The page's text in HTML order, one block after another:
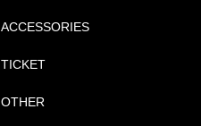
ACCESSORIES
TICKET
OTHER